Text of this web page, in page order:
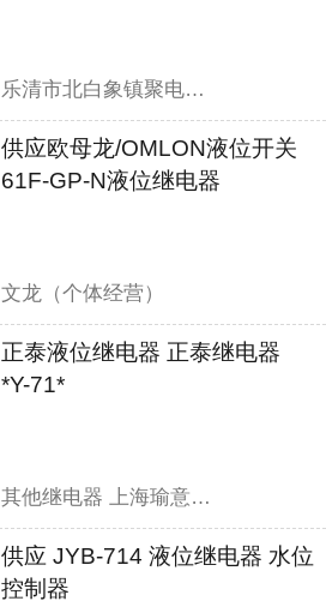
乐清市北白象镇聚电电器销售部
供应欧母龙/OMLON液位开关
61F-GP-N液位继电器
文龙（个体经营）
正泰液位继电器 正泰继电器
*Y-71*
其他继电器 上海瑜意机电设备有限公司
供应 JYB-714 液位继电器 水位
控制器